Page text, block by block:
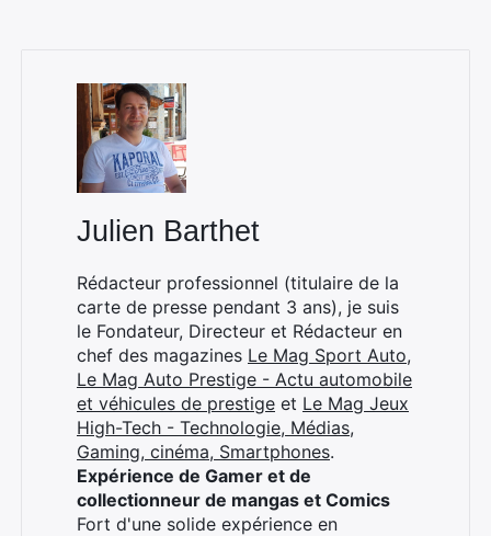
Julien Barthet
Rédacteur professionnel (titulaire de la
carte de presse pendant 3 ans), je suis
le Fondateur, Directeur et Rédacteur en
chef des magazines Le Mag Sport Auto,
Le Mag Auto Prestige - Actu automobile
et véhicules de prestige et Le Mag Jeux
High-Tech - Technologie, Médias,
Gaming, cinéma, Smartphones.
Expérience de Gamer et de
collectionneur de mangas et Comics
Fort d'une solide expérience en